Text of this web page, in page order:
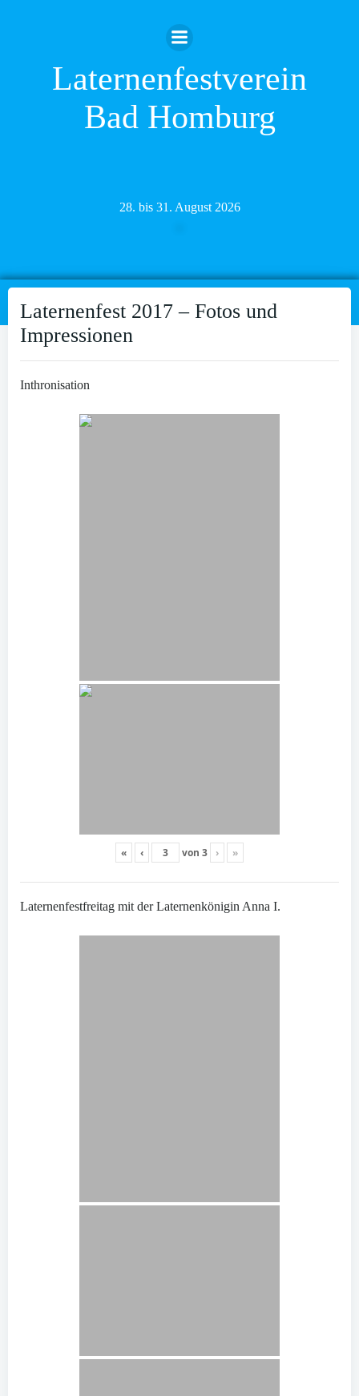
Inhalt
springen
Laternenfestverein
Bad Homburg
28. bis 31. August 2026
Laternenfest 2017 – Fotos und
Impressionen
Inthronisation
« ‹ von 3 › »
Laternenfestfreitag mit der Laternenkönigin Anna I.